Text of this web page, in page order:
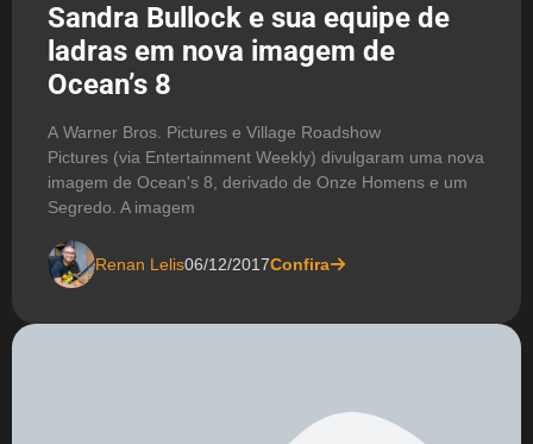
Sandra Bullock e sua equipe de
ladras em nova imagem de
Ocean’s 8
A Warner Bros. Pictures e Village Roadshow
Pictures (via Entertainment Weekly) divulgaram uma nova
imagem de Ocean's 8, derivado de Onze Homens e um
Segredo. A imagem
Renan Lelis06/12/2017Confira